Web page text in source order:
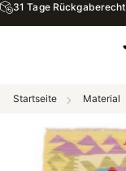
31 Tage Rückgaberecht
Startseite Material